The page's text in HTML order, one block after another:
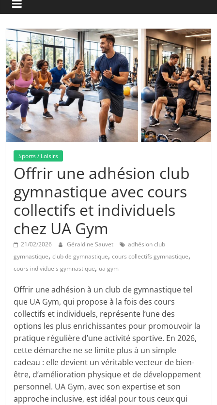
Sports / Loisirs
Offrir une adhésion club
gymnastique avec cours
collectifs et individuels
chez UA Gym
21/02/2026 Géraldine Sauvet
adhésion club
gymnastique,club de gymnastique,cours collectifs gymnastique,
cours individuels gymnastique, ua gym
Offrir une adhésion à un club de gymnastique tel
que UA Gym, qui propose à la fois des cours
collectifs et individuels, représente l’une des
options les plus enrichissantes pour promouvoir la
pratique régulière d’une activité sportive. En 2026,
cette démarche ne se limite plus à un simple
cadeau : elle devient un véritable vecteur de bien-
être, d’amélioration physique et de développement
personnel. UA Gym, avec son expertise et son
approche inclusive, est idéal pour tous ceux qui